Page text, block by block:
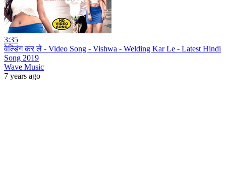
3:35
वेल्डिंग कर ले - Video Song - Vishwa - Welding Kar Le - Latest Hindi
Song 2019
Wave Music
7 years ago